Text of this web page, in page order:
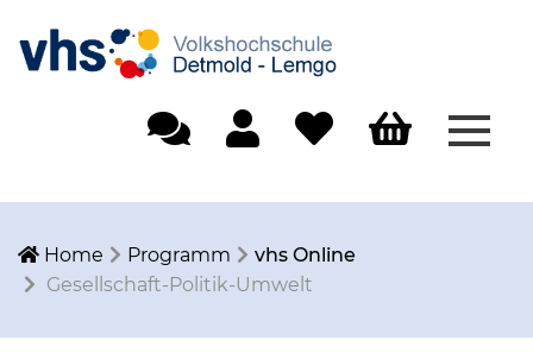
Home Programm
vhs Online
Gesellschaft-Politik-Umwelt